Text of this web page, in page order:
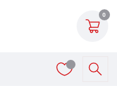
0